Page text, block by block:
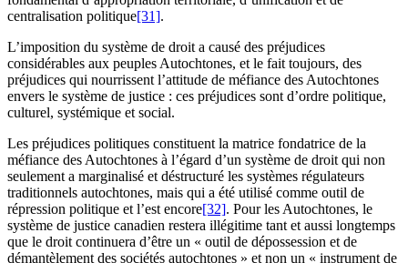
centralisation politique[31].
L’imposition du système de droit a causé des préjudices
considérables aux peuples Autochtones, et le fait toujours, des
préjudices qui nourrissent l’attitude de méfiance des Autochtones
envers le système de justice : ces préjudices sont d’ordre politique,
culturel, systémique et social.
Les préjudices politiques constituent la matrice fondatrice de la
méfiance des Autochtones à l’égard d’un système de droit qui non
seulement a marginalisé et déstructuré les systèmes régulateurs
traditionnels autochtones, mais qui a été utilisé comme outil de
répression politique et l’est encore[32]. Pour les Autochtones, le
système de justice canadien restera illégitime tant et aussi longtemps
que le droit continuera d’être un « outil de dépossession et de
démantèlement des sociétés autochtones » et non un « instrument de